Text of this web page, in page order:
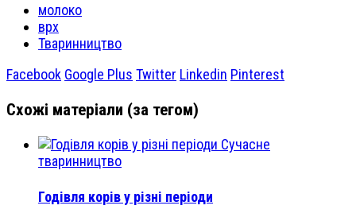
молоко
врх
Тваринництво
Facebook Google Plus Twitter Linkedin Pinterest
Схожі матеріали (за тегом)
Сучасне
тваринництво
Годівля корів у різні періоди